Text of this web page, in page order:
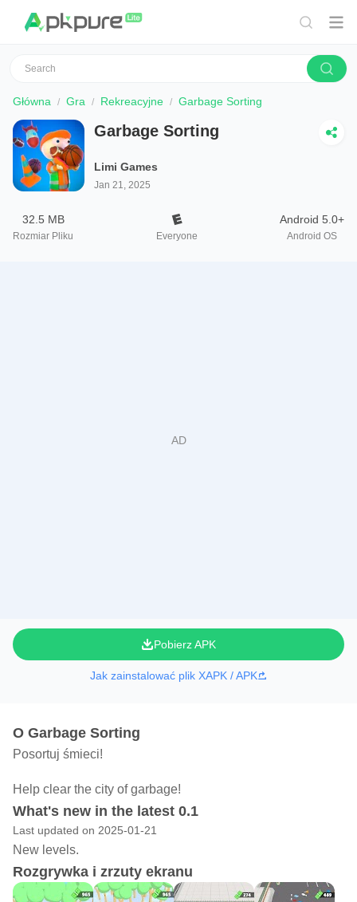
Główna Gra Rekreacyjne Garbage Sorting
Garbage Sorting
Limi Games
Jan 21, 2025
32.5 MB
Rozmiar Pliku Everyone
Android 5.0+
Android OS
Pobierz APK
Jak zainstalować plik XAPK / APK
O Garbage Sorting
Posortuj śmieci!
Help clear the city of garbage!
What's new in the latest 0.1
Last updated on 2025-01-21
New levels.
Rozgrywka i zrzuty ekranu